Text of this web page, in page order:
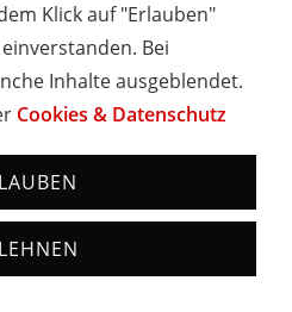
Freizeit
liegt in bester und
Titisee (Titisee-
vom See und
Klick auf "Erlauben"
Bei
Inhalte ausgeblendet.
Cookies & Datenschutz